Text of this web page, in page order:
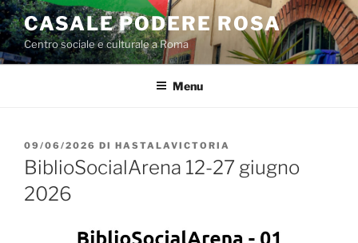
Salta
al
contenuto
CASALE PODERE ROSA
Centro sociale e culturale a Roma
Menu
PUBBLICATO
IL
09/06/2026 DI HASTALAVICTORIA
BiblioSocialArena 12-27 giugno
2026